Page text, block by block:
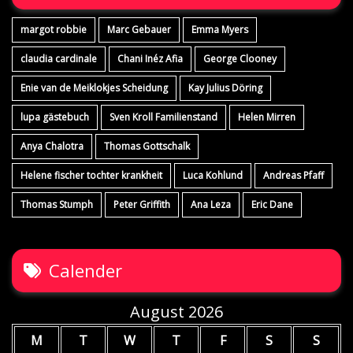
margot robbie Marc Gebauer Emma Myers
claudia cardinale Chani Inéz Afia George Clooney
Enie van de Meiklokjes Scheidung Kay Julius Döring
lupa gästebuch Sven Kroll Familienstand Helen Mirren
Anya Chalotra Thomas Gottschalk
Helene fischer tochter krankheit Luca Kohlund Andreas Pfaff
Thomas Stumph Peter Griffith Ana Leza Eric Dane
Calender
August 2026
M T W T F S S